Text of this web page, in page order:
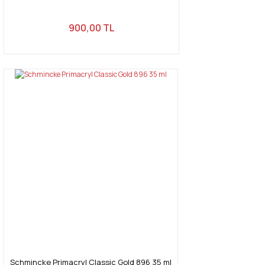
900,00 TL
Schmincke Primacryl Classic Gold 896 35 ml